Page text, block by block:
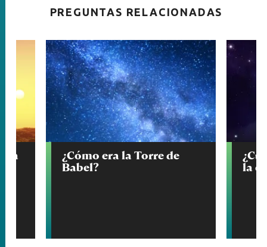
PREGUNTAS RELACIONADAS
¿Cómo era la Torre de
Babel?
la